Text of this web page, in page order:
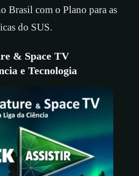
Brasil com o Plano para as
do SUS.
& Space TV
e Tecnologia